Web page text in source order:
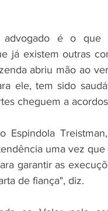
é o que
já existem outras
abriu mão ao
ele, tem sido
cheguem a
Espindola
uma vez
garantir as
de fiança", diz.